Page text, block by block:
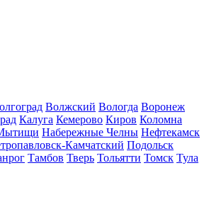
Волжский Вологда Воронеж
Калуга Кемерово Киров Коломна
Набережные Челны Нефтекамск
Камчатский Подольск
Тамбов Тверь Тольятти Томск Тула